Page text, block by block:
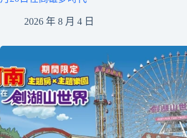
2026 年 8 月 4 日